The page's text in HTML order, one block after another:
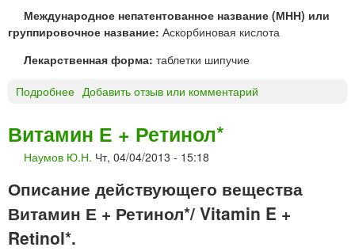
ы
з
ь
%
ж
ф
р
»
Международное непатентованное название (МНН) или
группировочное название: Аскорбиновая кислота
Лекарственная форма: таблетки шипучие
Подробнее
Т
А
И
Н
C
т
Добавить отзыв или комментарий
Витамин Е + Ретинол*
Наумов Ю.Н. Чт, 04/04/2013 - 15:18
Описание действующего вещества
Витамин Е + Ретинол*/ Vitamin E +
Retinol*.